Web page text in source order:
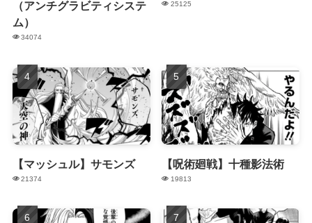
（アンチグラビティシステ
ム）
34074
25125
【マッシュル】サモンズ
21374
【呪術廻戦】十種影法術
19813